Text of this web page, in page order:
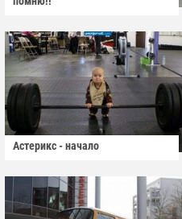
Астерикс - начало